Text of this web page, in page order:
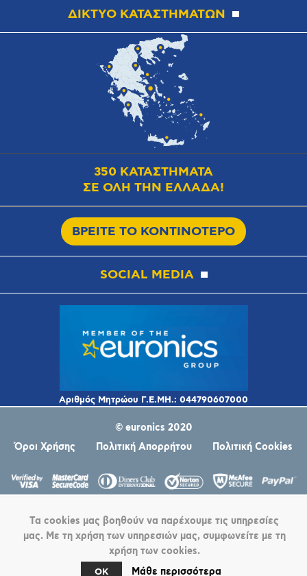
ΔΙΚΤΥΟ ΚΑΤΑΣΤΗΜΑΤΩΝ
350 ΚΑΤΑΣΤΗΜΑΤΑ
ΣΕ ΟΛΗ ΤΗΝ ΕΛΛΑΔΑ!
ΒΡΕΙΤΕ ΤΟ ΚΟΝΤΙΝΟΤΕΡΟ
SOCIAL MEDIA
© euronics 2020
Όροι Χρήσης
Πολιτική Απορρήτου Πολιτική Cookies
Powered by
Τα cookies μας βοηθούν να παρέχουμε τις υπηρεσίες
μας. Με τη χρήση των υπηρεσιών μας, συμφωνείτε με τη
χρήση των cookies.
OK Μάθε περισσότερα